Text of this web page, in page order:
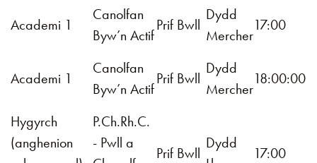
Academi 1
Canolfan
Byw’n Actif
Prif Bwll
Dydd
Mercher
17:00
Academi 1
Canolfan
Byw’n Actif
Prif Bwll
Dydd
Mercher
18:00:00
Hygyrch
(anghenion
P.Ch.Rh.C.
- Pwll a
Prif Bwll
Dydd
17:00